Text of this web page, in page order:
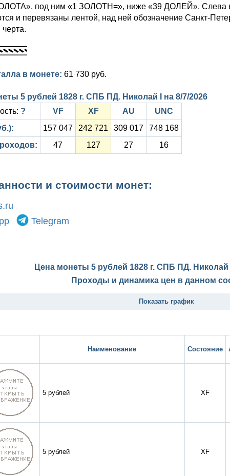
под ним «1 ЗОЛОТН=», ниже «39 ДОЛЕЙ». Слева
и перевязаны лентой, над ней обозначение Санкт-
в монете: 61 730 руб.
5 рублей 1828 г. СПБ ПД. Николай I на 8/7/2026
? VF XF AU
UNC
157 047 242 721 309 017
748 168
47 127 27 16
и стоимости монет:
Telegram
Цена монеты 5 рублей 1828 г. СПБ ПД. Николай
Проходы и динамика цен в данном
Показать график
Наименование Состояние
5 рублей XF
5 рублей XF